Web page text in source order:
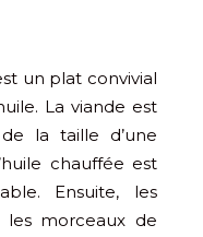
un plat convivial
La viande est
la taille d’une
chauffée est
Ensuite, les
morceaux de